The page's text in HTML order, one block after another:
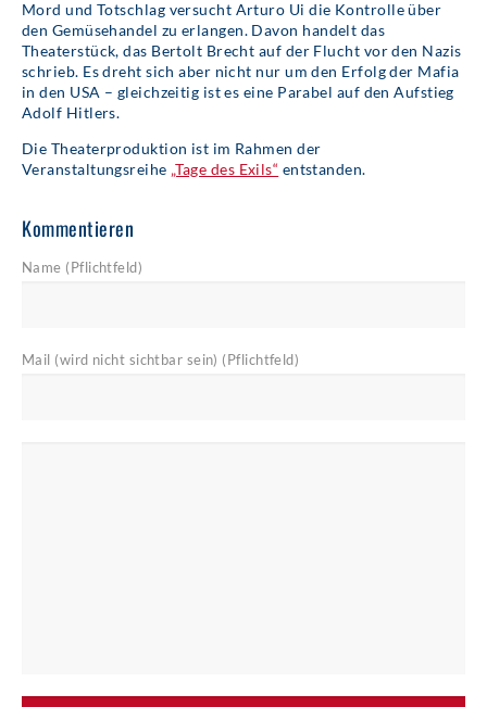
Mord und Totschlag versucht Arturo Ui die Kontrolle über
den Gemüsehandel zu erlangen. Davon handelt das
Theaterstück, das Bertolt Brecht auf der Flucht vor den Nazis
schrieb. Es dreht sich aber nicht nur um den Erfolg der Mafia
in den USA – gleichzeitig ist es eine Parabel auf den Aufstieg
Adolf Hitlers.
Die Theaterproduktion ist im Rahmen der
Veranstaltungsreihe „Tage des Exils“ entstanden.
Kommentieren
Name (Pflichtfeld)
Mail (wird nicht sichtbar sein) (Pflichtfeld)